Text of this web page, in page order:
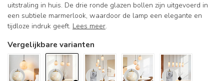
uitstraling in huis. De drie ronde glazen bollen zijn uitgevoerd in
een subtiele marmerlook, waardoor de lamp een elegante en
tijdloze indruk geeft. Lees meer.
Vergelijkbare varianten